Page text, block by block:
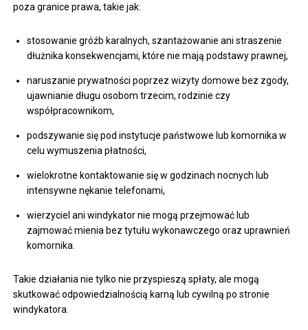
poza granice prawa, takie jak:
stosowanie gróźb karalnych, szantażowanie ani straszenie
dłużnika konsekwencjami, które nie mają podstawy prawnej,
naruszanie prywatności poprzez wizyty domowe bez zgody,
ujawnianie długu osobom trzecim, rodzinie czy
współpracownikom,
podszywanie się pod instytucje państwowe lub komornika w
celu wymuszenia płatności,
wielokrotne kontaktowanie się w godzinach nocnych lub
intensywne nękanie telefonami,
wierzyciel ani windykator nie mogą przejmować lub
zajmować mienia bez tytułu wykonawczego oraz uprawnień
komornika.
Takie działania nie tylko nie przyspieszą spłaty, ale mogą
skutkować odpowiedzialnością karną lub cywilną po stronie
windykatora.